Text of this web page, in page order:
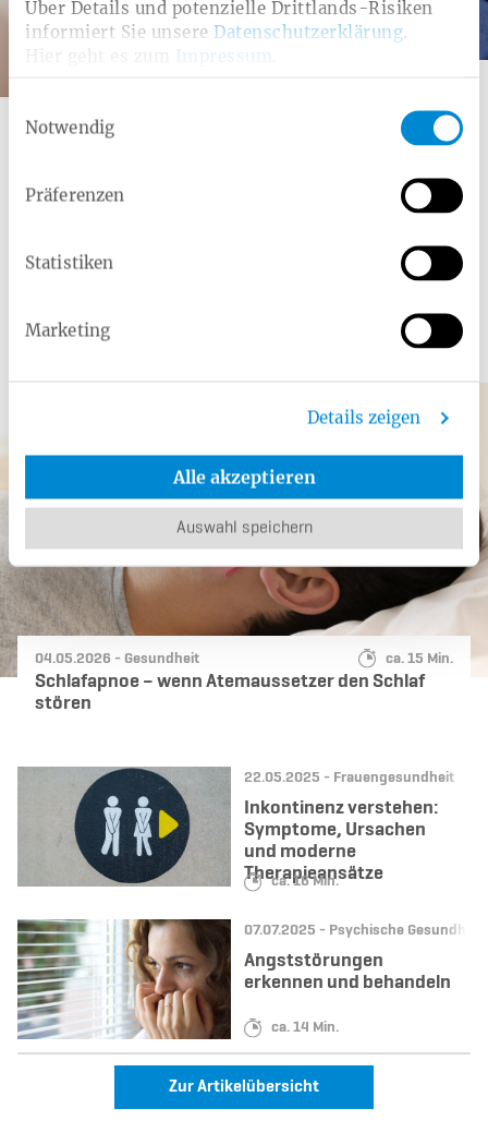
Über Details und potenzielle Drittlands-Risiken
informiert Sie unsere Datenschutzerklärung.
Impressum
Einwilligungsauswahl
Notwendig
Präferenzen
Statistiken
Marketing
Details zeigen
Alle akzeptieren
Auswahl speichern
Osteopathie
Mit gezielten Handgriffen Beschwerden wirksam
Ar­ti­kel aus dem Rat­ge­ber
Datum:
04.05.2026 - Kategorie:
Gesundheit Lesedauer:
ca. 15 Min.
Schlafapnoe – wenn Atemaussetzer den Schlaf
stören
Datum:
22.05.2025 - Kategorie:
Frauengesundheit
Lesedauer:
ca. 16 Min.
Inkontinenz verstehen:
Symptome, Ursachen
und moderne
Therapieansätze
Datum:
07.07.2025 - Kategorie:
Psychische Gesundheit
Lesedauer:
ca. 14 Min.
Angststörungen
erkennen und behandeln
Zur Artikelübersicht